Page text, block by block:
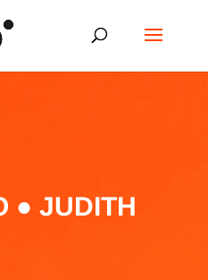
● JUDITH